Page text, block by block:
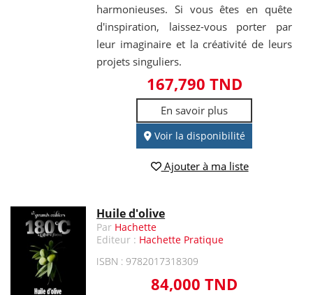
harmonieuses. Si vous êtes en quête
d'inspiration, laissez-vous porter par
leur imaginaire et la créativité de leurs
projets singuliers.
167,790 TND
En savoir plus
Voir la disponibilité
Ajouter à ma liste
Huile d'olive
Par Hachette
Editeur : Hachette Pratique
ISBN : 9782017318309
84,000 TND